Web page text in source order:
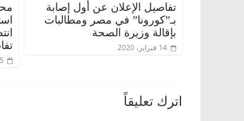
تفاصيل الإعلان عن أول إصابة
بـ”كورونا” في مصر ومطالبات
بإقالة وزيرة الصحة
14 فبراير، 2020
15
اترك تعليقاً